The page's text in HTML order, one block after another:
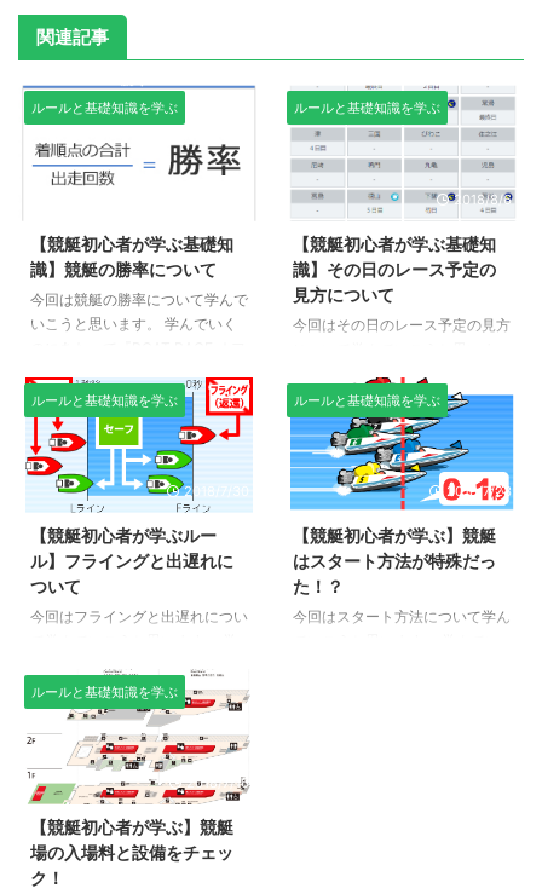
関連記事
ルールと基礎知識を学ぶ
【競艇初心者が学ぶ基礎知
識】競艇の勝率について
今回は競艇の勝率について学んで
いこうと思います。 学んでいく
しました。 競艇の勝率って？ あ
なたは『勝率』って聞くとどんな
意味だと思いますか？ 一般的に
勝率というのは勝てる確率のこと
で、 勝率（一般）=勝利数/試合
数 で計算されますよね。 勝率が
30%と言えば、10回試合をして3
回勝てるくらいの強さという風に
思う方が多いと思います。 しか
し、競艇の勝率はよくある勝率と
順点の合計 ...
ルールと基礎知識を学ぶ
2018/8/6
【競艇初心者が学ぶ基礎知
識】その日のレース予定の
見方について
今回はその日のレース予定の見方
す。 学んでいくのにあたって
『BOAT RACE オフィシャルウェ
ブサイト』を参考にしました。
競艇はほぼ毎日行われている 競
艇はほぼ毎日行われているみたい
です。1日に1年に行われるレース
くらいまで、30分おきくらいに
レースがあります。 ボートレー
スオフィシャルウェブサイトにい
くと、上の画像のようなその日に
ルールと基礎知識を学ぶ
2018/7/30
【競艇初心者が学ぶルー
ル】フライングと出遅れに
ついて
今回はフライングと出遅れについ
んでいくのにあたって『BOAT
RACE オフィシャルウェブサイ
ト』を参考にしました。 フライ
ングと出遅れについて 参考：日
本モーターボート選手会 『フラ
イング』は、大時計の針がスター
ト時間を指す前にスタートしてし
まうことで『F』と表記されま
す。 『出遅れ』は、大時計の針
がスタート時間を指してから1秒
ルールと基礎知識を学ぶ
2018/7/23
【競艇初心者が学ぶ】競艇
はスタート方法が特殊だっ
た！？
今回はスタート方法について学ん
ルールと基礎知識を学ぶ
2018/7/16
【競艇初心者が学ぶ】競艇
場の入場料と設備をチェッ
ク！